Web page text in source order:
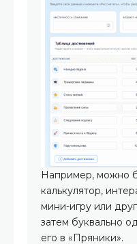
Например, можно
калькулятор,
мини-игру или
затем буквально
его в «Пряники».